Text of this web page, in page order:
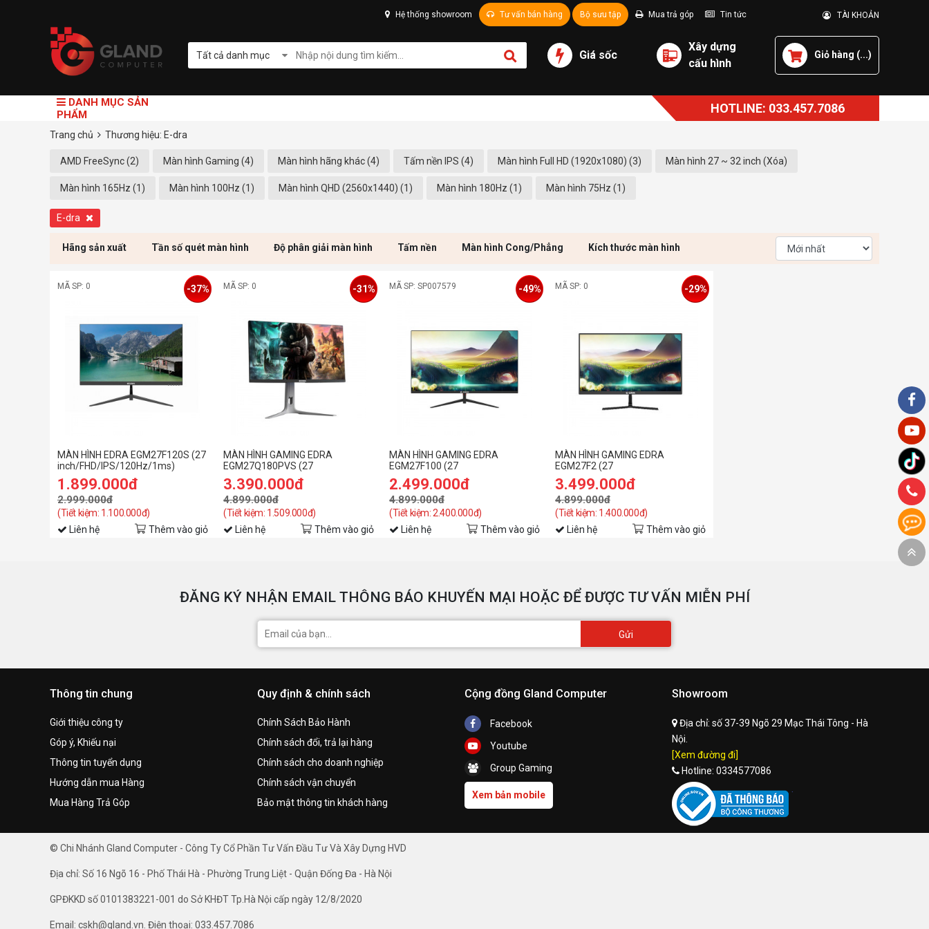
Hệ thống showroom Tư vấn bán hàng Bộ sưu tập Mua trả góp Tin tức TÀI KHOẢN
Tất cả danh mục Giá sốc
Xây dựng
cấu hình
Giỏ hàng (...)
DANH MỤC SẢN
PHẨM
HOTLINE: 033.457.7086
Trang chủ Thương hiệu: E-dra
AMD FreeSync (2) Màn hình Gaming (4) Màn hình hãng khác (4) Tấm nền IPS (4) Màn hình Full HD (1920x1080) (3) Màn hình 27 ~ 32 inch (Xóa)
Màn hình 165Hz (1) Màn hình 100Hz (1) Màn hình QHD (2560x1440) (1) Màn hình 180Hz (1) Màn hình 75Hz (1)
E-dra
Hãng sản xuất Tần số quét màn hình Độ phân giải màn hình Tấm nền Màn hình Cong/Phẳng Kích thước màn hình
MÃ SP: 0
MÀN HÌNH EDRA EGM27F120S (27
inch/FHD/IPS/120Hz/1ms)
1.899.000đ
2.999.000đ
(Tiết kiệm: 1.100.000đ)
-37%
Liên hệ Thêm vào giỏ
MÃ SP: 0
MÀN HÌNH GAMING EDRA
EGM27Q180PVS (27
inch/QHD/IPS/180Hz/1ms)
3.390.000đ
4.899.000đ
(Tiết kiệm: 1.509.000đ)
-31%
Liên hệ Thêm vào giỏ
MÃ SP: SP007579
MÀN HÌNH GAMING EDRA
EGM27F100 (27
INCH/FHD/IPS/100HZ/1MS)
2.499.000đ
4.899.000đ
(Tiết kiệm: 2.400.000đ)
-49%
Liên hệ Thêm vào giỏ
MÃ SP: 0
MÀN HÌNH GAMING EDRA
EGM27F2 (27
INCH/FHD/IPS/165HZ/0.5MS)
3.499.000đ
4.899.000đ
(Tiết kiệm: 1.400.000đ)
-29%
Liên hệ Thêm vào giỏ
ĐĂNG KÝ NHẬN EMAIL THÔNG BÁO KHUYẾN MẠI HOẶC ĐỂ ĐƯỢC TƯ VẤN MIỄN PHÍ
Gửi
Thông tin chung
Giới thiệu công ty
Góp ý, Khiếu nại
Thông tin tuyển dụng
Hướng dẫn mua Hàng
Mua Hàng Trả Góp
Quy định & chính sách
Chính Sách Bảo Hành
Chính sách đổi, trả lại hàng
Chính sách cho doanh nghiệp
Chính sách vận chuyển
Bảo mật thông tin khách hàng
Cộng đồng Gland Computer
Facebook
Youtube
Group Gaming
Xem bản mobile
Showroom
Địa chỉ: số 37-39 Ngõ 29 Mạc Thái Tông - Hà
Nội.
[Xem đường đi]
Hotline: 0334577086
© Chi Nhánh Gland Computer - Công Ty Cổ Phần Tư Vấn Đầu Tư Và Xây Dựng HVD
Địa chỉ: Số 16 Ngõ 16 - Phố Thái Hà - Phường Trung Liệt - Quận Đống Đa - Hà Nội
GPĐKKD số 0101383221-001 do Sở KHĐT Tp.Hà Nội cấp ngày 12/8/2020
Email: cskh@gland.vn. Điện thoại: 033.457.7086